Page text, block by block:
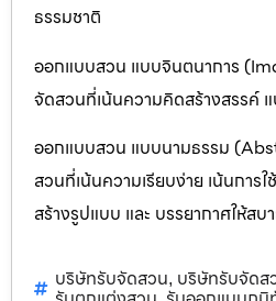
ธรรมชาติ
ออกแบบสวน แบบจินตนาการ
จัดสวนที่เน้นความคิดสร้างสรรค์
ออกแบบสวน แบบนามธรรม
สวนที่เน้นความเรียบง่าย เน้นการใ
สร้างรูปแบบ และ บรรยากาศให้สบ
บริษัทรับจัดสวน, บริษัทรับจัด